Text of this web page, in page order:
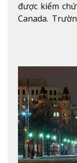
được kiểm
Canada.
nhanh
thêm